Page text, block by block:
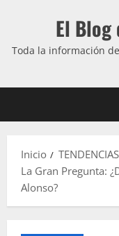
El Blog
Toda la información
Inicio
TENDENCIAS
La Gran Pregunta:
Alonso?